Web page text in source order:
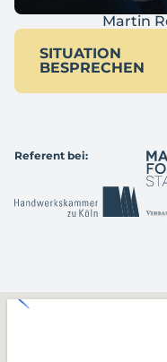
Martin
SITUATION
BESPRECHEN
Referent bei: